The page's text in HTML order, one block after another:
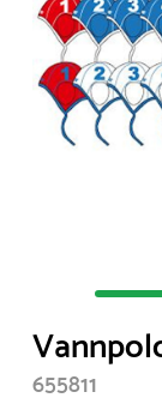
of
4
655811